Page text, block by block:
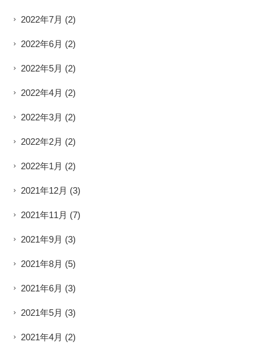
2022年7月 (2)
2022年6月 (2)
2022年5月 (2)
2022年4月 (2)
2022年3月 (2)
2022年2月 (2)
2022年1月 (2)
2021年12月 (3)
2021年11月 (7)
2021年9月 (3)
2021年8月 (5)
2021年6月 (3)
2021年5月 (3)
2021年4月 (2)